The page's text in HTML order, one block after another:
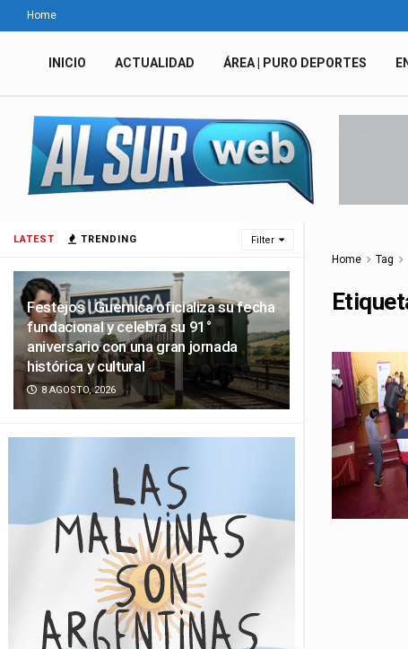
LATEST TRENDING Filter
Festejos | Guernica oficializa su fecha
fundacional y celebra su 91°
aniversario con una gran jornada
histórica y cultural
8 AGOSTO, 2026
Home
INICIO ACTUALIDAD ÁREA | PURO DEPORTES
Home Tag